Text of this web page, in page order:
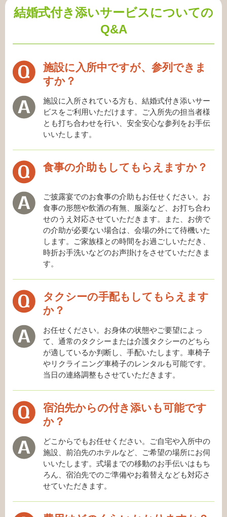
結婚式付き添いサービスについての
Q&A
施設に入所中ですが、参列できま
すか？
施設に入所されている方も、結婚式付き添いサー
ビスをご利用いただけます。ご入所先の担当者様
とも打ち合わせを行い、安全安心な参列をお手伝
いいたします。
食事の介助もしてもらえますか？
ご披露宴でのお食事の介助もお任せください。お
食事の形態や飲酒の有無、服薬など、お打ち合わ
せのうえ対応させていただきます。また、お傍で
の介助が必要ない場合は、会場の外にて待機いた
します。ご家族様との時間をお過ごしいただき、
時折お手洗いなどのお声掛けをさせていただきま
す。
タクシーの手配もしてもらえます
か？
お任せください。お身体の状態やご要望によっ
て、通常のタクシーまたは介護タクシーのどちら
が適しているか判断し、手配いたします。車椅子
やリクライニング車椅子のレンタルも可能です。
当日の連絡調整もさせていただきます。
宿泊先からの付き添いも可能です
か？
どこからでもお任せください。ご自宅や入所中の
施設、前泊先のホテルなど、ご希望の場所にお伺
いいたします。式場までの移動のお手伝いはもち
ろん、宿泊先でのご準備やお着替えなども対応さ
せていただきます。